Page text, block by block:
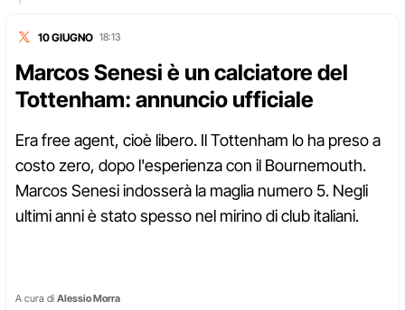
10 GIUGNO 18:13
Marcos Senesi è un calciatore del
Tottenham: annuncio ufficiale
Era free agent, cioè libero. Il Tottenham lo ha preso a
costo zero, dopo l'esperienza con il Bournemouth.
Marcos Senesi indosserà la maglia numero 5. Negli
ultimi anni è stato spesso nel mirino di club italiani.
A cura di Alessio Morra